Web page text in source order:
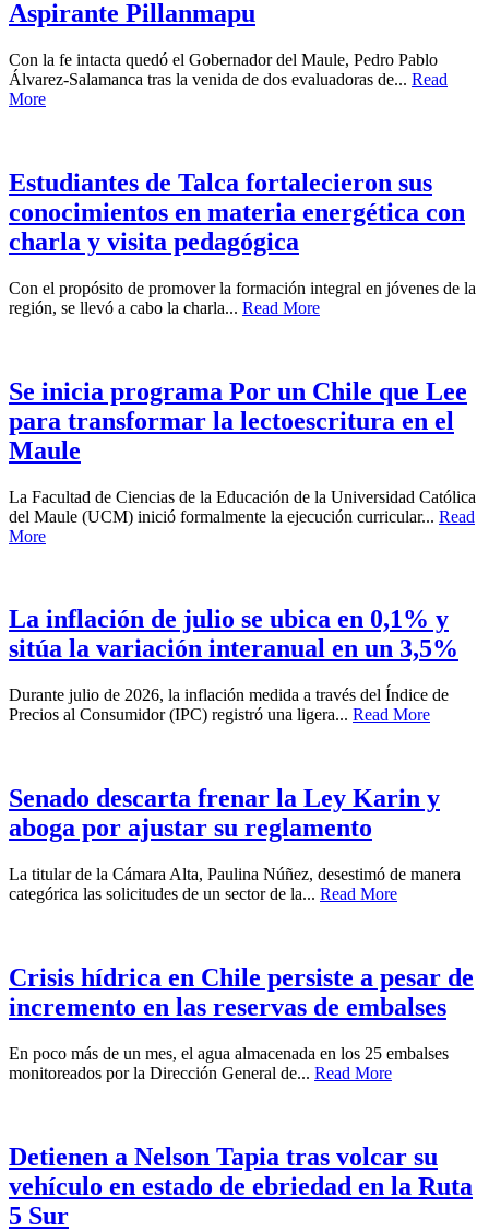
Aspirante Pillanmapu
Con la fe intacta quedó el Gobernador del Maule, Pedro Pablo
Álvarez-Salamanca tras la venida de dos evaluadoras de... Read
More
Estudiantes de Talca fortalecieron sus
conocimientos en materia energética con
charla y visita pedagógica
Con el propósito de promover la formación integral en jóvenes de la
región, se llevó a cabo la charla... Read More
Se inicia programa Por un Chile que Lee
para transformar la lectoescritura en el
Maule
La Facultad de Ciencias de la Educación de la Universidad Católica
del Maule (UCM) inició formalmente la ejecución curricular... Read
More
La inflación de julio se ubica en 0,1% y
sitúa la variación interanual en un 3,5%
Durante julio de 2026, la inflación medida a través del Índice de
Precios al Consumidor (IPC) registró una ligera... Read More
Senado descarta frenar la Ley Karin y
aboga por ajustar su reglamento
La titular de la Cámara Alta, Paulina Núñez, desestimó de manera
categórica las solicitudes de un sector de la... Read More
Crisis hídrica en Chile persiste a pesar de
incremento en las reservas de embalses
En poco más de un mes, el agua almacenada en los 25 embalses
monitoreados por la Dirección General de... Read More
Detienen a Nelson Tapia tras volcar su
vehículo en estado de ebriedad en la Ruta
5 Sur